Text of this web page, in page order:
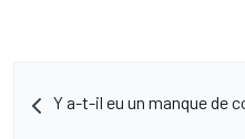
Y a-t-il eu un manque de